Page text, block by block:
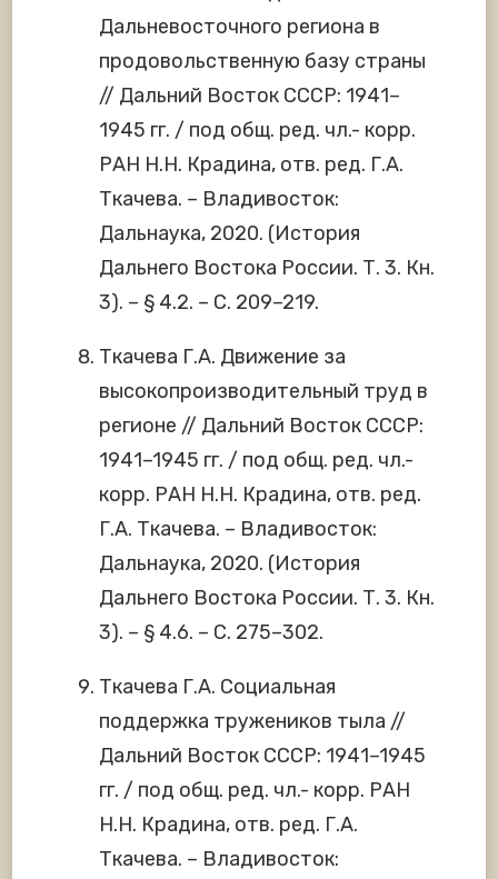
Дальневосточного региона в
продовольственную базу страны
// Дальний Восток СССР: 1941–
1945 гг. / под общ. ред. чл.- корр.
РАН Н.Н. Крадина, отв. ред. Г.А.
Ткачева. – Владивосток:
Дальнаука, 2020. (История
Дальнего Востока России. Т. 3. Кн.
3). – § 4.2. – С. 209–219.
Ткачева Г.А. Движение за
высокопроизводительный труд в
регионе // Дальний Восток СССР:
1941–1945 гг. / под общ. ред. чл.-
корр. РАН Н.Н. Крадина, отв. ред.
Г.А. Ткачева. – Владивосток:
Дальнаука, 2020. (История
Дальнего Востока России. Т. 3. Кн.
3). – § 4.6. – С. 275–302.
Ткачева Г.А. Социальная
поддержка тружеников тыла //
Дальний Восток СССР: 1941–1945
гг. / под общ. ред. чл.- корр. РАН
Н.Н. Крадина, отв. ред. Г.А.
Ткачева. – Владивосток: